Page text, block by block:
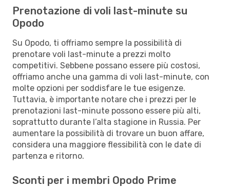
Prenotazione di voli last-minute su
Opodo
Su Opodo, ti offriamo sempre la possibilità di
prenotare voli last-minute a prezzi molto
competitivi. Sebbene possano essere più costosi,
offriamo anche una gamma di voli last-minute, con
molte opzioni per soddisfare le tue esigenze.
Tuttavia, è importante notare che i prezzi per le
prenotazioni last-minute possono essere più alti,
soprattutto durante l’alta stagione in Russia. Per
aumentare la possibilità di trovare un buon affare,
considera una maggiore flessibilità con le date di
partenza e ritorno.
Sconti per i membri Opodo Prime